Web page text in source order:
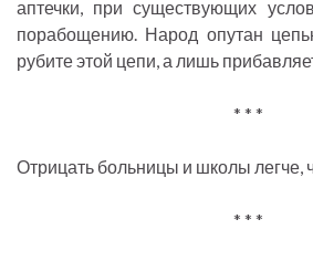
аптечки, при существующих
порабощению. Народ опутан
рубите этой цепи, а лишь
* * *
Отрицать больницы и школы легче,
* * *